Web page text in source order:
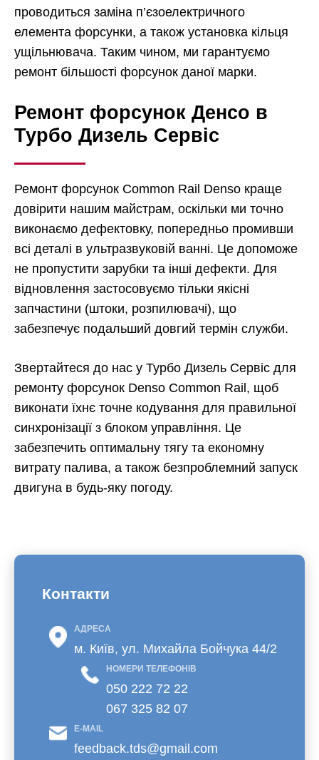
проводиться заміна п’єзоелектричного
елемента форсунки, а також установка кільця
ущільнювача. Таким чином, ми гарантуємо
ремонт більшості форсунок даної марки.
Ремонт форсунок Денсо в
Турбо Дизель Сервіс
Ремонт форсунок Common Rail Denso краще
довірити нашим майстрам, оскільки ми точно
виконаємо дефектовку, попередньо промивши
всі деталі в ультразвуковій ванні. Це допоможе
не пропустити зарубки та інші дефекти. Для
відновлення застосовуємо тільки якісні
запчастини (штоки, розпилювачі), що
забезпечує подальший довгий термін служби.
Звертайтеся до нас у Турбо Дизель Сервіс для
ремонту форсунок Denso Common Rail, щоб
виконати їхнє точне кодування для правильної
синхронізації з блоком управління. Це
забезпечить оптимальну тягу та економну
витрату палива, а також безпроблемний запуск
двигуна в будь-яку погоду.
Контакти
АДРЕСА
м. Київ, ул. Михайла Бойчука 44/2
НОМЕРИ ТЕЛЕФОНІВ
050 222 72 22
067 325 82 07
E-MAIL
feedback.tds@gmail.com